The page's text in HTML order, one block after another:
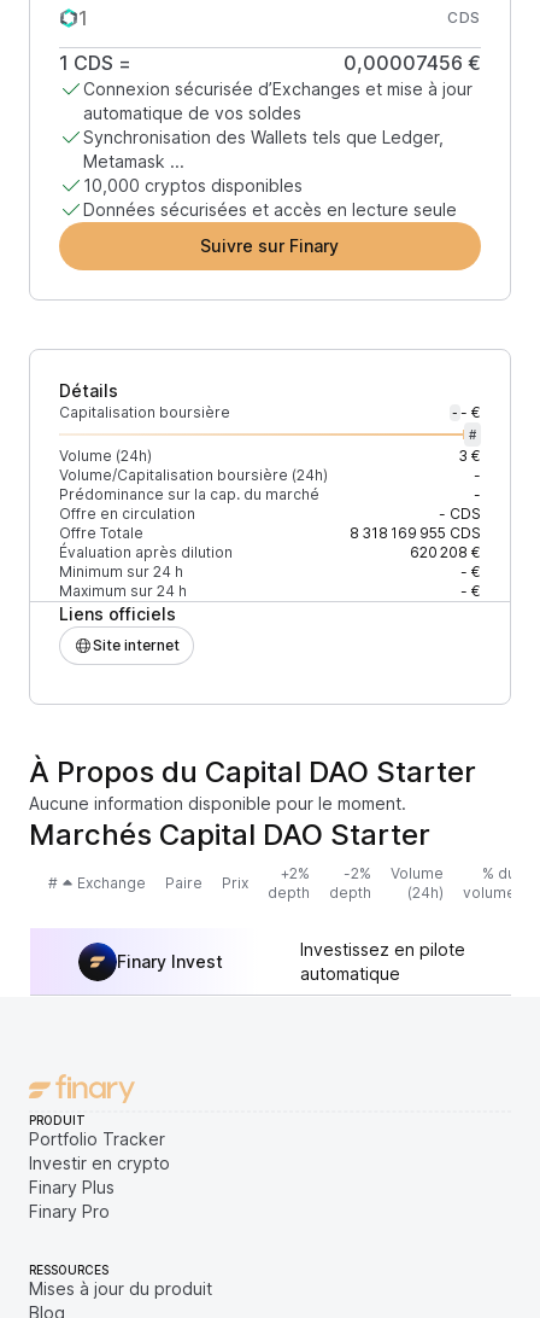
CDS
1 CDS = 0,00007456 €
Connexion sécurisée d’Exchanges et mise à jour
automatique de vos soldes
Synchronisation des Wallets tels que Ledger,
Metamask ...
10,000 cryptos disponibles
Données sécurisées et accès en lecture seule
Suivre sur Finary
Détails
Capitalisation boursière - - €
#
Volume (24h)
3 €
Volume/Capitalisation boursière (24h)
-
Prédominance sur la cap. du marché
-
Offre en circulation
- CDS
Offre Totale
8 318 169 955 CDS
Évaluation après dilution
620 208 €
Minimum sur 24 h
- €
Maximum sur 24 h
- €
Liens officiels
Site internet
À Propos du Capital DAO Starter
Aucune information disponible pour le moment.
Marchés Capital DAO Starter
# Exchange Paire Prix
+2%
depth
-2%
depth
Volume
(24h)
% du
volume
Finary Invest
Investissez en pilote
automatique
PRODUIT
Portfolio Tracker
Investir en crypto
Finary Plus
Finary Pro
RESSOURCES
Mises à jour du produit
Blog